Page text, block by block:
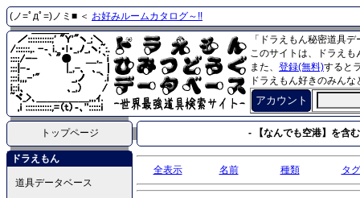
(ノ=ﾟдﾟ=)ノミ■ ＜ お好みルームカタログ～!!
「ドラえもん秘密道具
このサイトは、ドラえ
また、 登録(無料)すると
ドラえもん好きのみん
アカウント
トップページ - 【なんでも空港】を含
ドラえもん
道具データベース
全表示 名前 種類 タグ